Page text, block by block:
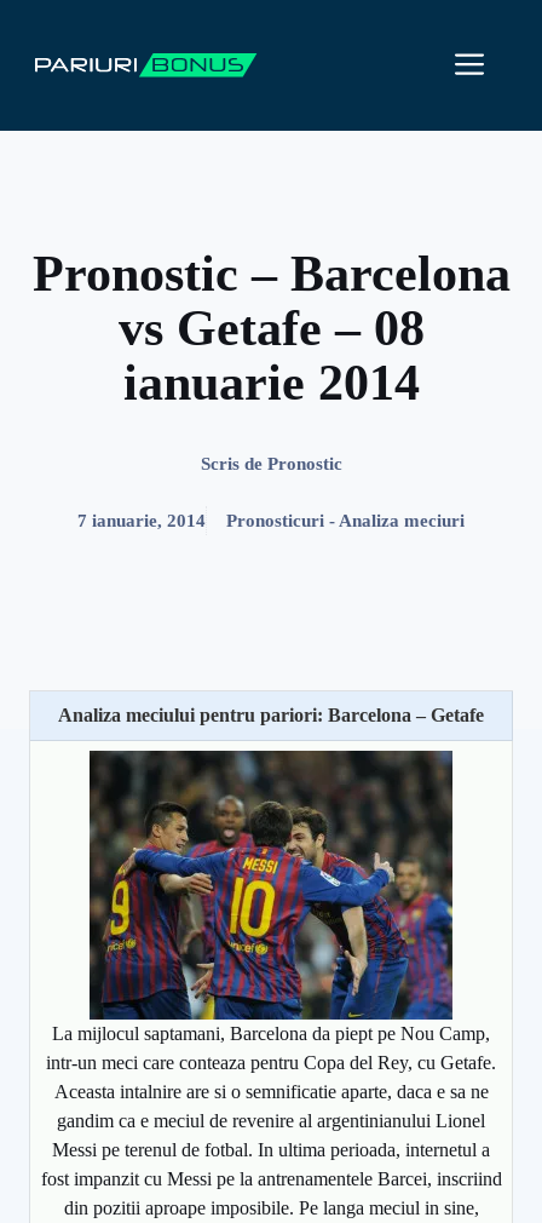
conținut
Pronostic – Barcelona
vs Getafe – 08
ianuarie 2014
Scris de Pronostic
7 ianuarie, 2014 Pronosticuri - Analiza meciuri
Analiza meciului pentru pariori: Barcelona – Getafe
La mijlocul saptamani, Barcelona da piept pe Nou Camp,
intr-un meci care conteaza pentru Copa del Rey, cu Getafe.
Aceasta intalnire are si o semnificatie aparte, daca e sa ne
gandim ca e meciul de revenire al argentinianului Lionel
Messi pe terenul de fotbal. In ultima perioada, internetul a
fost impanzit cu Messi pe la antrenamentele Barcei, inscriind
din pozitii aproape imposibile. Pe langa meciul in sine,